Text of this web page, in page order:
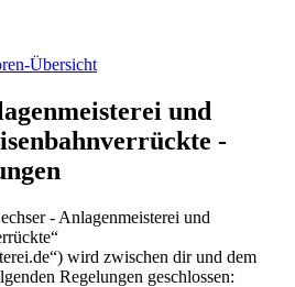
Übersicht
und
-
- Anlagenmeisterei und
wird zwischen dir und dem
Regelungen geschlossen: